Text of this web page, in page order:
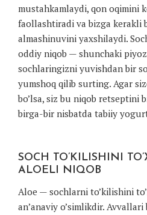
mustahkamlaydi, qon oqimini
faollashtiradi va bizga kerakli
almashinuvini yaxshilaydi.
oddiy niqob — shunchaki
sochlaringizni yuvishdan bir
yumshoq qilib surting. Agar
bo’lsa, siz bu niqob retseptini
birga-bir nisbatda tabiiy
SOCH TO’KILISHINI
ALOELI NIQOB
Aloe — sochlarni to’kilishini
an’anaviy o’simlikdir.